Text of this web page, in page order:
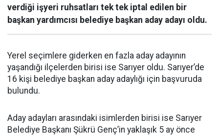
verdiği işyeri ruhsatları tek tek iptal edilen bir
başkan yardımcısı belediye başkan aday adayı oldu.
Yerel seçimlere giderken en fazla aday adayının
yaşandığı ilçelerden birisi ise Sarıyer oldu. Sarıyer’de
16 kişi belediye başkan aday adaylığı için başvuruda
bulundu.
Aday adayları arasındaki isimlerden birisi ise Sarıyer
Belediye Başkanı Şükrü Genç’in yaklaşık 5 ay önce